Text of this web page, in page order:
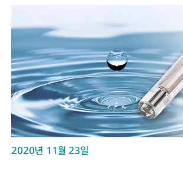
2020년 11월 23일